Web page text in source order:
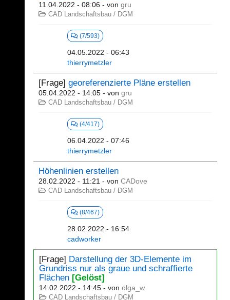
11.04.2022 - 08:06 - von gru
CAD Landschaftsbau / DGM
(7/593)
04.05.2022 - 06:43
thierrymetzler
[Frage] georeferenzierte Pläne erstellen
05.04.2022 - 14:05 - von gru
CAD Landschaftsbau / DGM
(4/417)
06.04.2022 - 07:46
thierrymetzler
Höhenlinien erstellen
28.02.2022 - 11:21 - von CADove
CAD Landschaftsbau / DGM
(8/467)
28.02.2022 - 16:54
cadworker
[Frage] Darstellung der 3D-Elemente im
Grundriss nur als graue und schraffierte
Flächen [Gelöst]
14.02.2022 - 14:45 - von olga_w
CAD Landschaftsbau / DGM